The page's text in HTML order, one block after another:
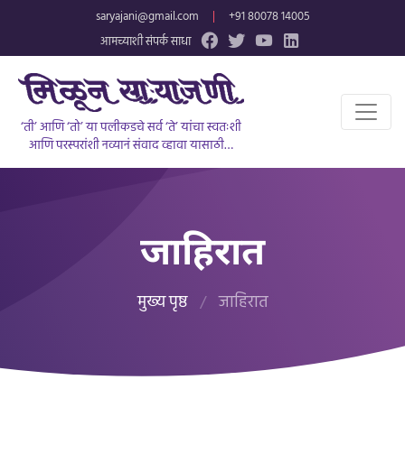
saryajani@gmail.com |
+91 80078 14005
आमच्याशी संपर्क साधा
‘ती’ आणि ‘तो’ या पलीकडचे सर्व ‘ते’ यांचा स्वतःशी
आणि परस्परांशी नव्यानं संवाद व्हावा यासाठी…
जाहिरात
मुख्य पृष्ठ / जाहिरात